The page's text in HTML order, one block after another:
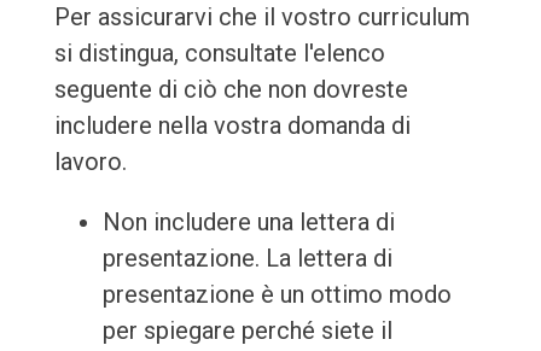
Per assicurarvi che il vostro curriculum
si distingua, consultate l'elenco
seguente di ciò che non dovreste
includere nella vostra domanda di
lavoro.
Non includere una lettera di
presentazione. La lettera di
presentazione è un ottimo modo
per spiegare perché siete il